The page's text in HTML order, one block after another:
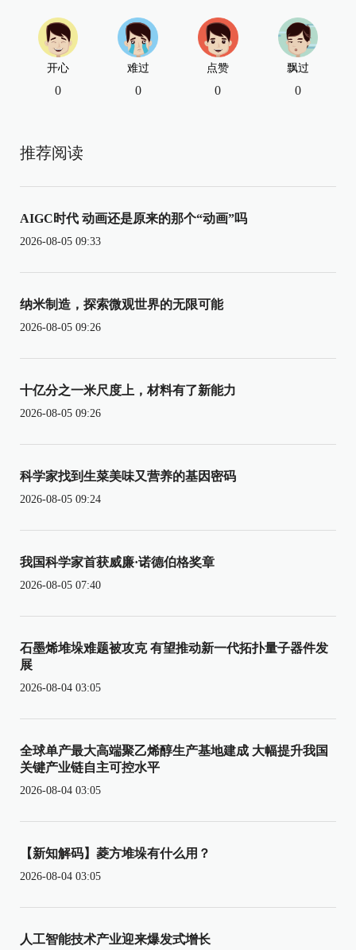
开心
0
难过
0
点赞
0
飘过
0
推荐阅读
AIGC时代 动画还是原来的那个“动画”吗
2026-08-05 09:33
纳米制造，探索微观世界的无限可能
2026-08-05 09:26
十亿分之一米尺度上，材料有了新能力
2026-08-05 09:26
科学家找到生菜美味又营养的基因密码
2026-08-05 09:24
我国科学家首获威廉·诺德伯格奖章
2026-08-05 07:40
石墨烯堆垛难题被攻克 有望推动新一代拓扑量子器件发
展
2026-08-04 03:05
全球单产最大高端聚乙烯醇生产基地建成 大幅提升我国
关键产业链自主可控水平
2026-08-04 03:05
【新知解码】菱方堆垛有什么用？
2026-08-04 03:05
人工智能技术产业迎来爆发式增长